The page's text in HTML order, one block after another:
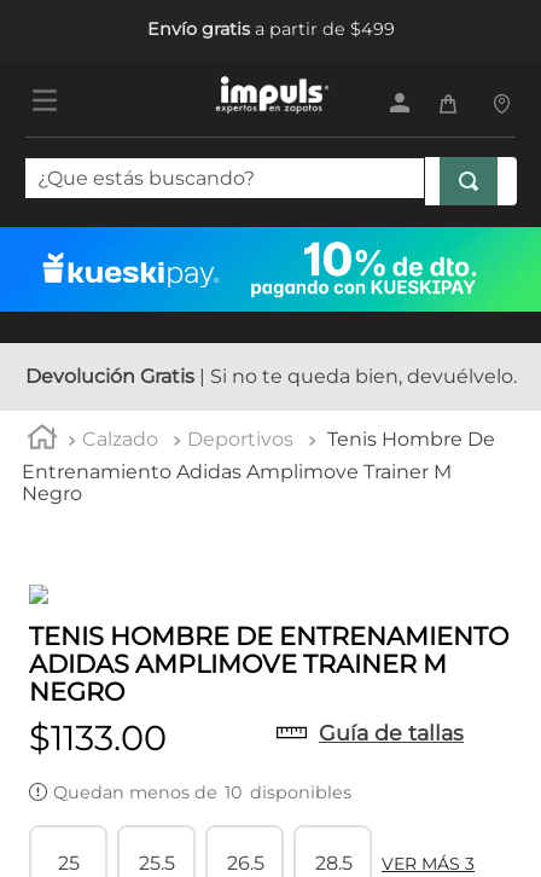
Envío gratisa partir de $499
¿Que estás buscando?
Devolución Gratis| Si no te queda bien, devuélvelo.
Calzado Deportivos
Tenis Hombre De
Entrenamiento Adidas Amplimove Trainer M
Negro
TENIS HOMBRE DE ENTRENAMIENTO
ADIDAS AMPLIMOVE TRAINER M
NEGRO
$1133.00 Guía de tallas
Quedan menos de 10 disponibles
25 25.5 26.5 28.5 VER MÁS 3
1.
tenis mujer
tenis hombre
5. tenis niña